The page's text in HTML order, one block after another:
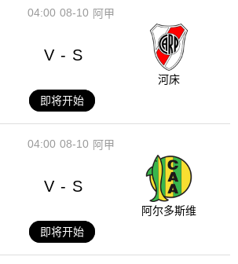
08-10
04:00 阿甲
V - S
河床
即将开始
08-10
04:00 阿甲
V - S
阿尔多斯维
即将开始